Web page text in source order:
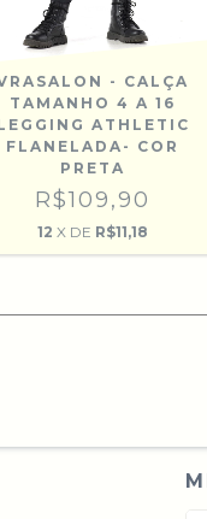
- CALÇA
TAMANHO 4 A 16
ATHLETIC
FLANELADA- COR
PRETA
R$109,90
12 X DE R$11,18